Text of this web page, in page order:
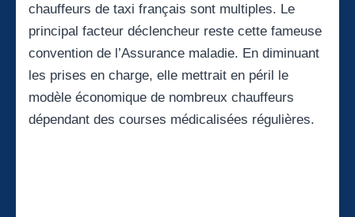
chauffeurs de taxi français sont multiples. Le
principal facteur déclencheur reste cette fameuse
convention de l’Assurance maladie. En diminuant
les prises en charge, elle mettrait en péril le
modèle économique de nombreux chauffeurs
dépendant des courses médicalisées régulières.